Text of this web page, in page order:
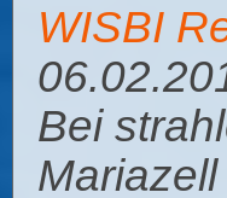
WISBI
Bei